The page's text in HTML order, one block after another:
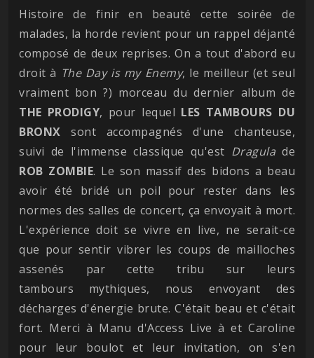
Histoire de finir en beauté cette soirée de
malades, la horde revient pour un rappel déjanté
composé de deux reprises. On a tout d'abord eu
droit à The Day is my Enemy, le meilleur (et seul
vraiment bon ?) morceau du dernier album de
THE PRODIGY, pour lequel LES TAMBOURS DU
BRONX sont accompagnés d'une chanteuse,
suivi de l'immense classique qu'est Dragula de
ROB ZOMBIE. Le son massif des bidons a beau
avoir été bridé un poil pour rester dans les
normes des salles de concert, ça envoyait à mort.
L'expérience doit se vivre en live, ne serait-ce
que pour sentir vibrer les coups de mailloches
assenés par cette tribu sur leurs
tambours mythiques, nous envoyant des
décharges d'énergie brute. C'était beau et c'était
fort. Merci à Manu d'Access Live à et Caroline
pour leur boulot et leur invitation, on s'en